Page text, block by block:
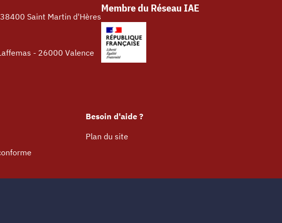
Saint Martin d'Hères
- 26000 Valence
Membre du Réseau IAE
Besoin d'aide ?
Plan du site